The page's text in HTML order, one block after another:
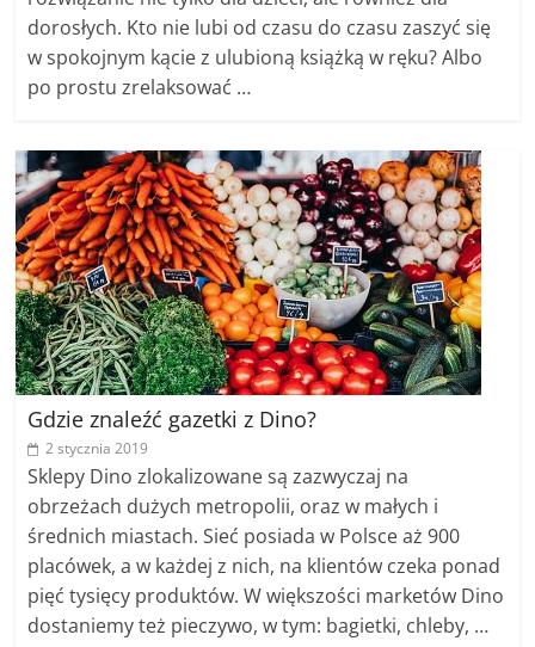
dorosłych. Kto nie lubi od czasu do czasu zaszyć się
w spokojnym kącie z ulubioną książką w ręku? Albo
po prostu zrelaksować …
Gdzie znaleźć gazetki z Dino?
2 stycznia 2019
Sklepy Dino zlokalizowane są zazwyczaj na
obrzeżach dużych metropolii, oraz w małych i
średnich miastach. Sieć posiada w Polsce aż 900
placówek, a w każdej z nich, na klientów czeka ponad
pięć tysięcy produktów. W większości marketów Dino
dostaniemy też pieczywo, w tym: bagietki, chleby, …